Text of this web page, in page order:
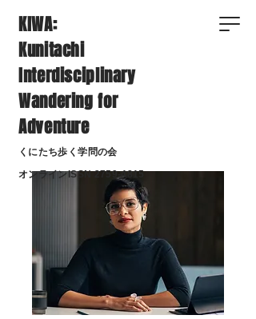
KIWA:
Kunitachi
Interdisciplinary
Wandering for
Adventure
くにたち歩く学問の会
​オンラインISSN2759-4815